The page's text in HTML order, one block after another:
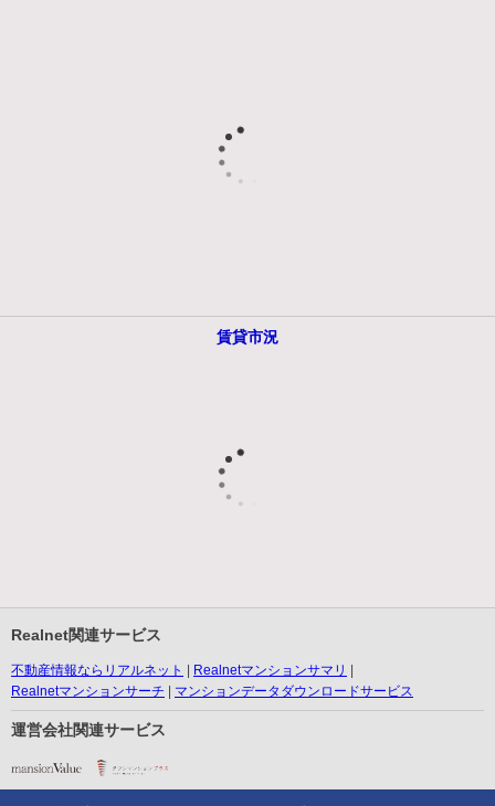
賃貸市況
Realnet関連サービス
不動産情報ならリアルネット
Realnetマンションサマリ
Realnetマンションサーチ
マンションデータダウンロードサービス
運営会社関連サービス